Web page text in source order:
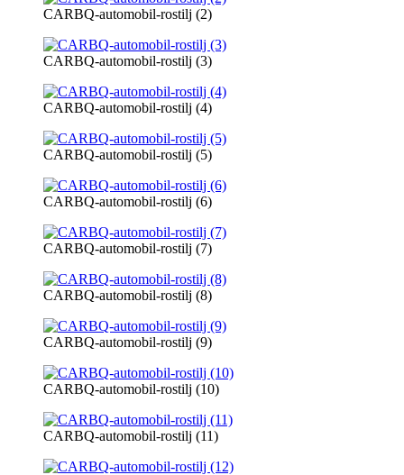
CARBQ-automobil-rostilj (2)
CARBQ-automobil-rostilj (3)
CARBQ-automobil-rostilj (4)
CARBQ-automobil-rostilj (5)
CARBQ-automobil-rostilj (6)
CARBQ-automobil-rostilj (7)
CARBQ-automobil-rostilj (8)
CARBQ-automobil-rostilj (9)
CARBQ-automobil-rostilj (10)
CARBQ-automobil-rostilj (11)